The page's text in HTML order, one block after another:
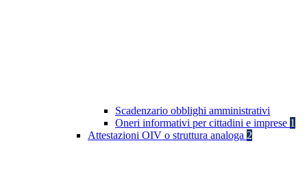
Scadenzario obblighi amministrativi
Oneri informativi per cittadini e imprese 1
Attestazioni OIV o struttura analoga 2